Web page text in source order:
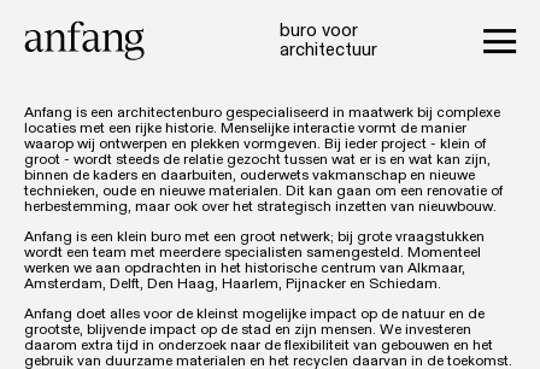
buro voor
architectuur
Anfang is een architectenburo gespecialiseerd in maatwerk bij complexe
locaties met een rijke historie. Menselijke interactie vormt de manier
waarop wij ontwerpen en plekken vormgeven. Bij ieder project - klein of
groot - wordt steeds de relatie gezocht tussen wat er is en wat kan zijn,
binnen de kaders en daarbuiten, ouderwets vakmanschap en nieuwe
technieken, oude en nieuwe materialen. Dit kan gaan om een renovatie of
herbestemming, maar ook over het strategisch inzetten van nieuwbouw.
Anfang is een klein buro met een groot netwerk; bij grote vraagstukken
wordt een team met meerdere specialisten samengesteld. Momenteel
werken we aan opdrachten in het historische centrum van Alkmaar,
Amsterdam, Delft, Den Haag, Haarlem, Pijnacker en Schiedam.
Anfang doet alles voor de kleinst mogelijke impact op de natuur en de
grootste, blijvende impact op de stad en zijn mensen. We investeren
daarom extra tijd in onderzoek naar de flexibiliteit van gebouwen en het
gebruik van duurzame materialen en het recyclen daarvan in de toekomst.